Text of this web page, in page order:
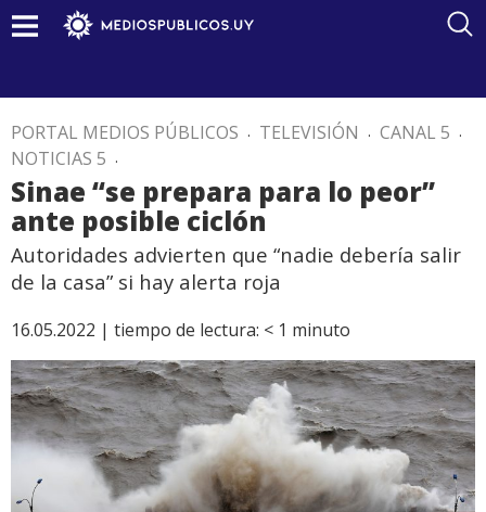
PORTAL MEDIOS PÚBLICOS . TELEVISIÓN . CANAL 5 .
NOTICIAS 5 .
Sinae “se prepara para lo peor”
ante posible ciclón
Autoridades advierten que “nadie debería salir
de la casa” si hay alerta roja
16.05.2022 | tiempo de lectura: < 1 minuto